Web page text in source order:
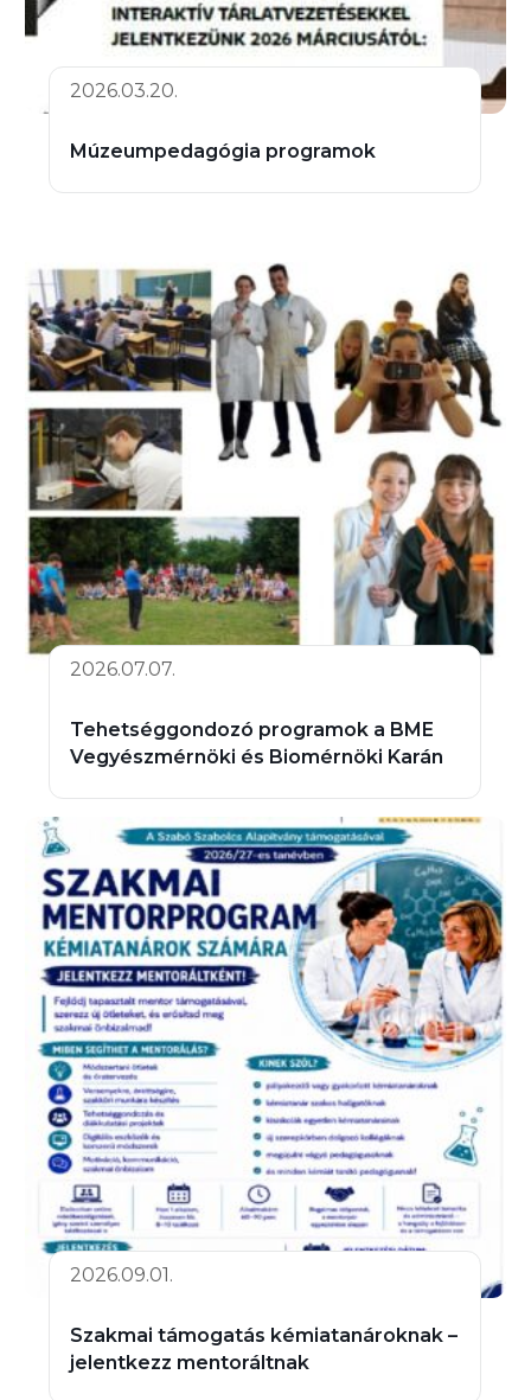
2026.03.20.
Múzeumpedagógia programok
2026.07.07.
Tehetséggondozó programok a BME
Vegyészmérnöki és Biomérnöki Karán
2026.09.01.
Szakmai támogatás kémiatanároknak –
jelentkezz mentoráltnak